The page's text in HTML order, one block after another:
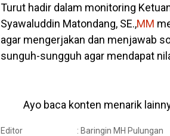
Turut hadir dalam monitoring
Syawaluddin Matondang, SE.,MM
agar mengerjakan dan menjawab
sunguh-sungguh agar mendapat
Ayo baca konten menarik
Editor : Baringin MH Pulungan